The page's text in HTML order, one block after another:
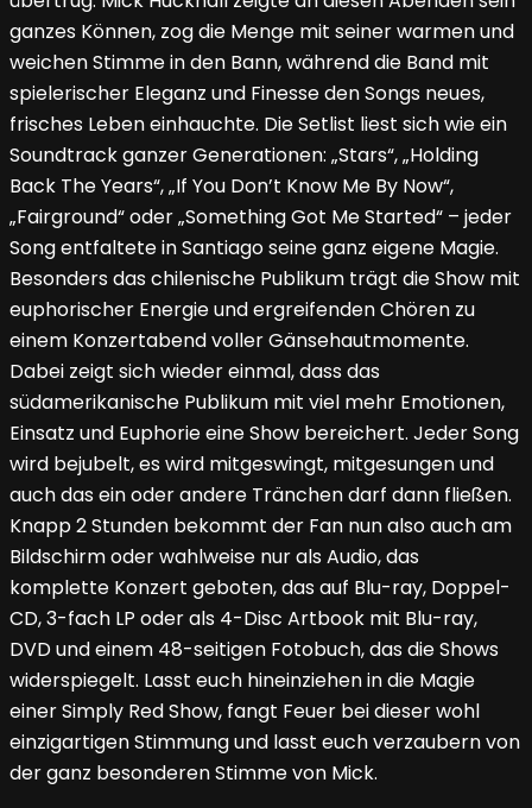
ganzes Können, zog die Menge mit seiner warmen und
weichen Stimme in den Bann, während die Band mit
spielerischer Eleganz und Finesse den Songs neues,
frisches Leben einhauchte. Die Setlist liest sich wie ein
Soundtrack ganzer Generationen: „Stars“, „Holding
Back The Years“, „If You Don’t Know Me By Now“,
„Fairground“ oder „Something Got Me Started“ – jeder
Song entfaltete in Santiago seine ganz eigene Magie.
Besonders das chilenische Publikum trägt die Show mit
euphorischer Energie und ergreifenden Chören zu
einem Konzertabend voller Gänsehautmomente.
Dabei zeigt sich wieder einmal, dass das
südamerikanische Publikum mit viel mehr Emotionen,
Einsatz und Euphorie eine Show bereichert. Jeder Song
wird bejubelt, es wird mitgeswingt, mitgesungen und
auch das ein oder andere Tränchen darf dann fließen.
Knapp 2 Stunden bekommt der Fan nun also auch am
Bildschirm oder wahlweise nur als Audio, das
komplette Konzert geboten, das auf Blu-ray, Doppel-
CD, 3-fach LP oder als 4-Disc Artbook mit Blu-ray,
DVD und einem 48-seitigen Fotobuch, das die Shows
widerspiegelt. Lasst euch hineinziehen in die Magie
einer Simply Red Show, fangt Feuer bei dieser wohl
einzigartigen Stimmung und lasst euch verzaubern von
der ganz besonderen Stimme von Mick.